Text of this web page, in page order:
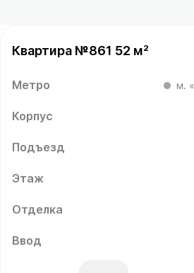
Квартира №861 52 м²
Метро м.
Корпус
Подъезд
Этаж
Отделка
Ввод